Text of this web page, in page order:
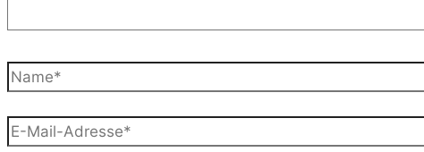
Name*
E-